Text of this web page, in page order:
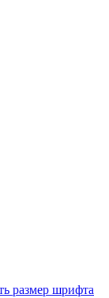
размер шрифта